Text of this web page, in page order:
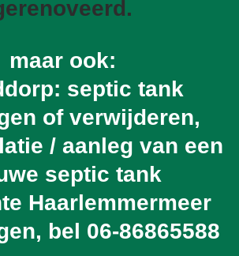
maar ook:
septic tank
of verwijderen,
/ aanleg van een
septic tank
Haarlemmermeer
bel 06-86865588